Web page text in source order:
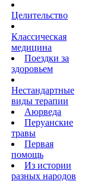
Целительство
Классическая
медицина
Поездки за
здоровьем
Нестандартные
виды терапии
Аюрведа
Перуанские
травы
Первая
помощь
Из истории
разных народов